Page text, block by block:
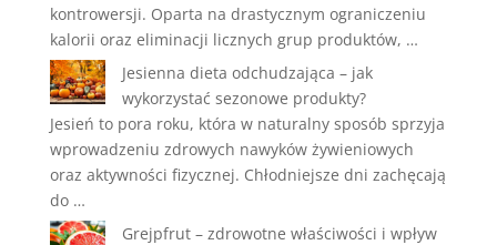
kontrowersji. Oparta na drastycznym ograniczeniu
kalorii oraz eliminacji licznych grup produktów, …
Jesienna dieta odchudzająca – jak
wykorzystać sezonowe produkty?
Jesień to pora roku, która w naturalny sposób sprzyja
wprowadzeniu zdrowych nawyków żywieniowych
oraz aktywności fizycznej. Chłodniejsze dni zachęcają
do …
Grejpfrut – zdrowotne właściwości i wpływ